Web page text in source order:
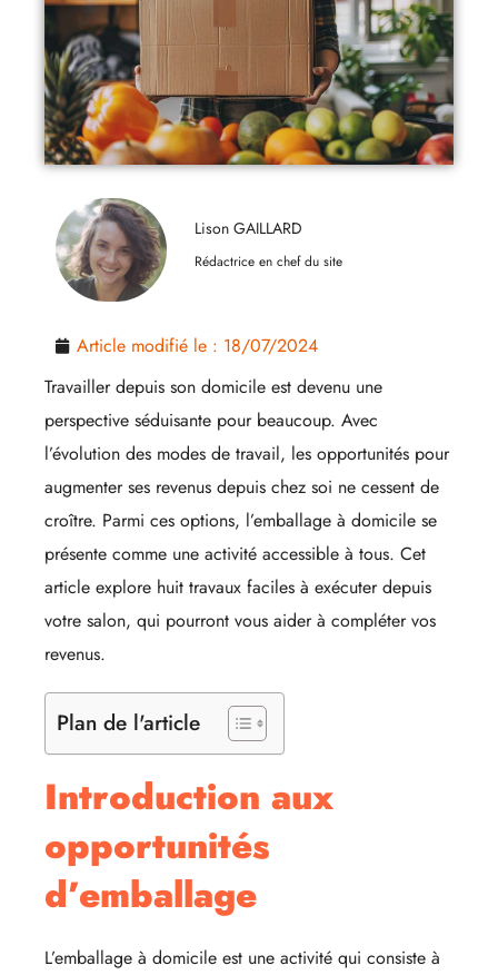
Lison GAILLARD
Rédactrice en chef du site
Article modifié le : 18/07/2024
Travailler depuis son domicile est devenu une
perspective séduisante pour beaucoup. Avec
l’évolution des modes de travail, les opportunités pour
augmenter ses revenus depuis chez soi ne cessent de
croître. Parmi ces options, l’emballage à domicile se
présente comme une activité accessible à tous. Cet
article explore huit travaux faciles à exécuter depuis
votre salon, qui pourront vous aider à compléter vos
revenus.
Plan de l'article
Introduction aux
opportunités
d’emballage
L’emballage à domicile est une activité qui consiste à